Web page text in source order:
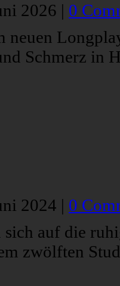
2026 | 0
Schmerz in
2024 | 0
auf die
zwölften